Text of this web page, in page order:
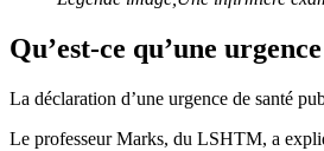
Qu’est-ce qu’une
La déclaration d’une urgence de santé
Le professeur Marks, du LSHTM, a